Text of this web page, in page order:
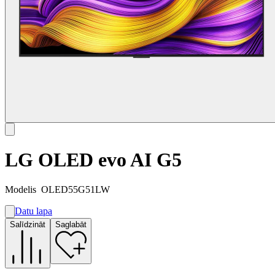
LG OLED evo AI G5
Modelis OLED55G51LW
A
E
Datu lapa
Salīdzināt Saglabāt